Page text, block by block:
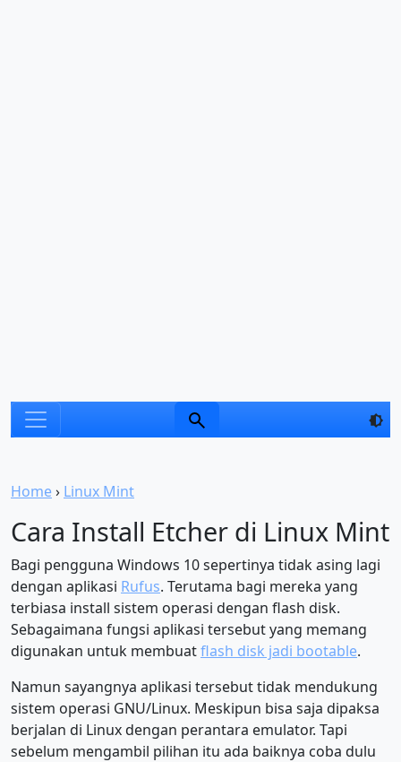
Home› Linux Mint
Cara Install Etcher di Linux Mint
Bagi pengguna Windows 10 sepertinya tidak asing lagi
dengan aplikasi Rufus. Terutama bagi mereka yang
terbiasa install sistem operasi dengan flash disk.
Sebagaimana fungsi aplikasi tersebut yang memang
digunakan untuk membuatflash disk jadi bootable.
Namun sayangnya aplikasi tersebut tidak mendukung
sistem operasi GNU/Linux. Meskipun bisa saja dipaksa
berjalan di Linux dengan perantara emulator. Tapi
sebelum mengambil pilihan itu ada baiknya coba dulu